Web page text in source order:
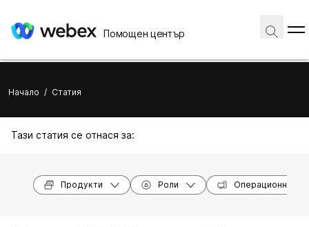
Помощен център
Начало / Статия
Тази статия се отнася за:
Продукти Роли Операционни